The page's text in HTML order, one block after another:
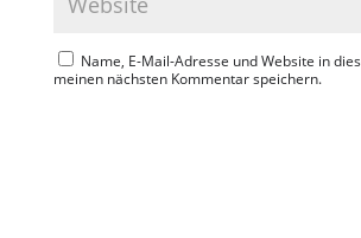
Name, E-Mail-Adresse und Website in
meinen nächsten Kommentar speichern.